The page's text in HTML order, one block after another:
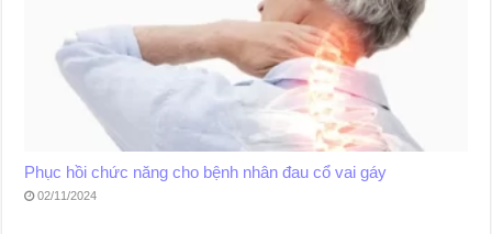
Phục hồi chức năng cho bệnh nhân đau cổ vai gáy
02/11/2024